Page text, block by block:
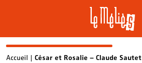
SkipAccueil | César et Rosalie – Claude Sautet